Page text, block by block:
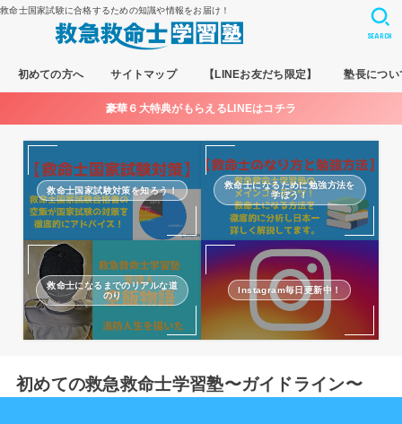
救命士国家試験に合格するための知識や情報をお届け！
初めての方へ サイトマップ 【LINEお友だち限定】 塾長につい
SEARCH
豪華６大特典がもらえるLINEはコチラ
救命士国家試験対策を知ろう！
救命士になるために勉強方法を
学ぼう！
救命士になるまでのリアルな道
のり
Instagram毎日更新中！
初めての救急救命士学習塾〜ガイドライン〜